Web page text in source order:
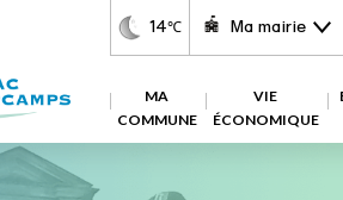
14℃ Ma mairie
MA
COMMUNE
VIE
ÉCONOMIQUE